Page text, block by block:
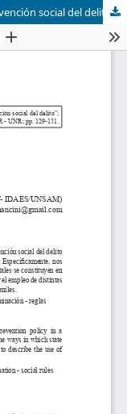
social del delito